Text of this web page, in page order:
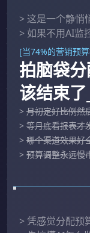
> 这是一个静悄
> 如果不用AI监
[当74%的营销预
拍脑袋
该结束了_
> 月初定好比例然
> 等月底看报表才
> 哪个渠道效果好
> 预算调整永远慢
> 凭感觉分配预